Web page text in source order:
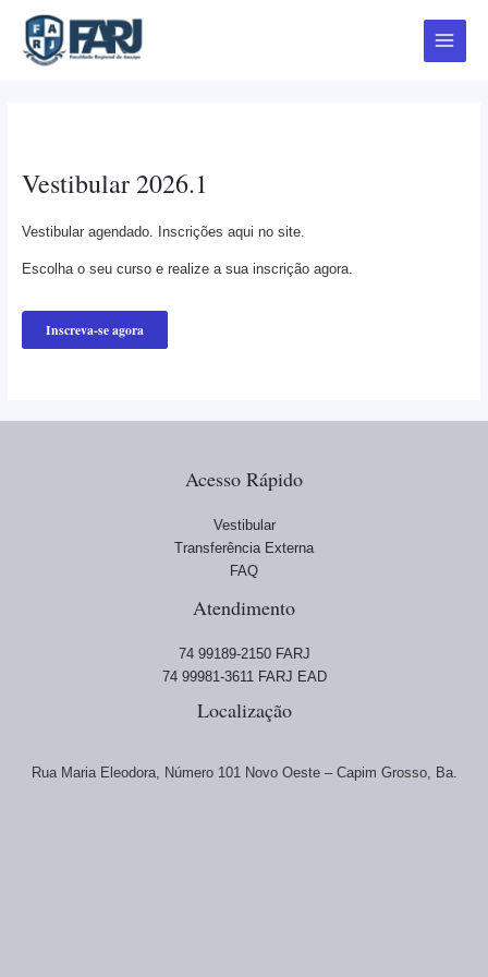
Main
Menu
Vestibular 2026.1
Vestibular agendado. Inscrições aqui no site.
Escolha o seu curso e realize a sua inscrição agora.
Inscreva-se agora
Acesso Rápido
Vestibular
Transferência Externa
FAQ
Atendimento
74 99189-2150 FARJ
74 99981-3611 FARJ EAD
Localização
Rua Maria Eleodora, Número 101 Novo Oeste – Capim Grosso, Ba.